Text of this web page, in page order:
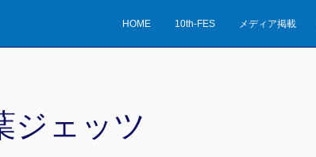
HOME 10th-FES メディア掲載
ジェッツ